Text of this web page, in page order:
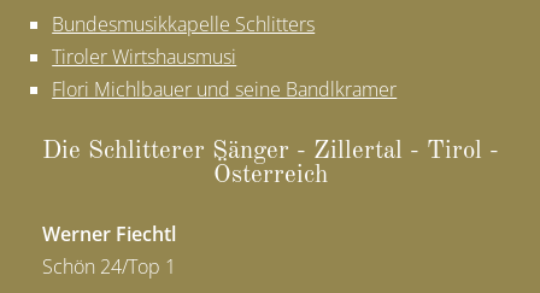
Bundesmusikkapelle Schlitters
Tiroler Wirtshausmusi
Flori Michlbauer und seine Bandlkramer
Die Schlit­te­rer Sän­ger - Zil­ler­tal - Ti­rol -
Öster­reich
Werner Fiechtl
Schön 24/Top 1